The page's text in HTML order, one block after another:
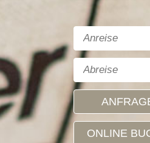
ONLINE